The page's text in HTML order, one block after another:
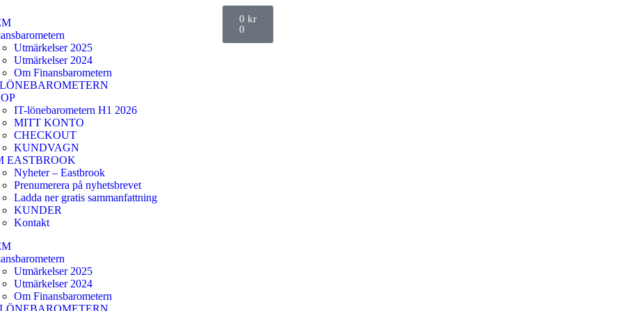
Utmärkelser 2025
Utmärkelser 2024
Om Finansbarometern
IT-lönebarometern H1 2026
MITT KONTO
CHECKOUT
KUNDVAGN
EASTBROOK
Nyheter – Eastbrook
Prenumerera på nyhetsbrevet
Ladda ner gratis sammanfattning
KUNDER
Kontakt
Utmärkelser 2025
Utmärkelser 2024
Om Finansbarometern
0 kr
0